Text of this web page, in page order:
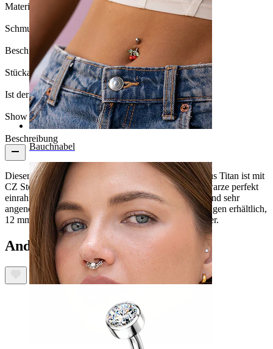
Bauchnabel
Material:
Schmucksteinfarbe:
Beschichtungsart: PVD-Beschichtung
Stückanzahl:1
Ist der Schmuck beschichtet?:Ja, ganzer Schmuck
Show pair option:Ja
Beschreibung
Dieser fantastische ringförmige Brustwarzenklicker aus Titan ist mit
CZ Steinen in Pave-Fassung besetzt, die deine Brustwarze perfekt
einrahmen. Hergestellt aus Titan, ist er hypoallergen und sehr
angenehm zu tragen. Er ist in zwei verschiedenen Längen erhältlich,
12 mm und 14 mm, und wahlweise in Gold oder Silber.
Andere haben ebenfalls gekauft